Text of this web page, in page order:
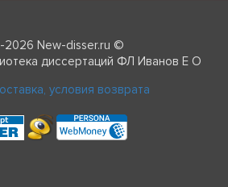
2026 New-disser.ru ©
диссертаций ФЛ Иванов Е О
условия возврата